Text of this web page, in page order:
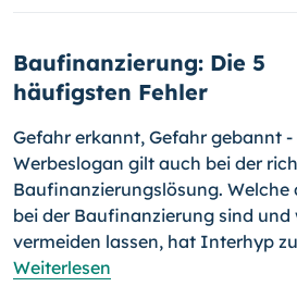
Baufinanzierung: Die 5
häufigsten Fehler
Gefahr erkannt, Gefahr gebannt -
Werbeslogan gilt auch bei der
Baufinanzierungslösung.
bei der Baufinanzierung sind und
vermeiden lassen, hat Interhyp
Weiterlesen